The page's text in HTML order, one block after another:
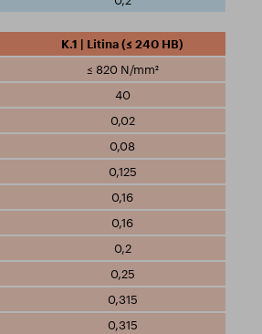
K.1 | Litina (≤ 240 HB)
≤ 820 N/mm²
40
0,02
0,08
0,125
0,16
0,16
0,2
0,25
0,315
0,315